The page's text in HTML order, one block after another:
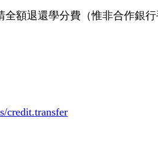
全額退還學分費（惟非合作銀
credit.transfer